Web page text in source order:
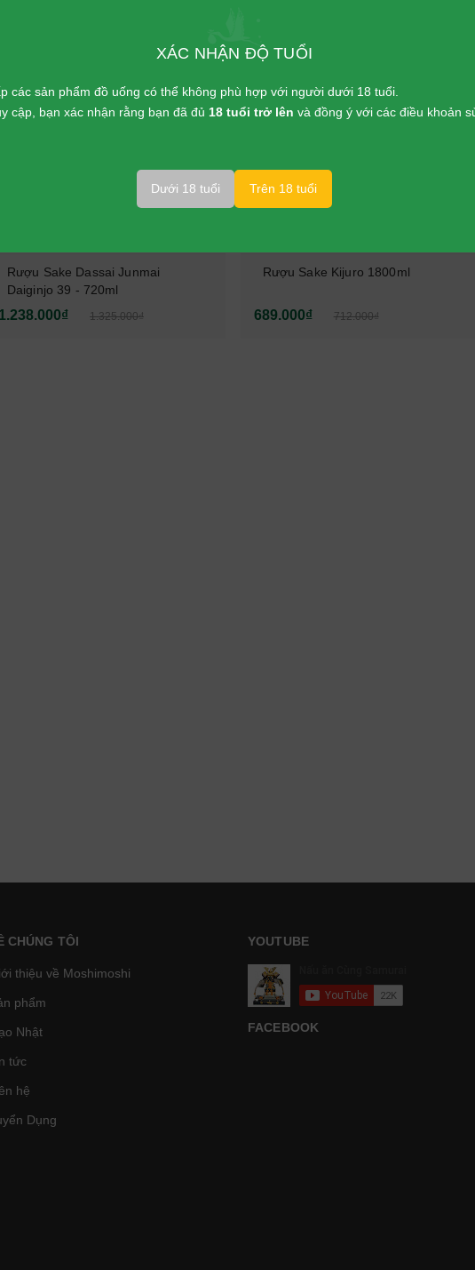
Rượu Sake Dassai Junmai
Daiginjo 39 - 720ml
1.238.000₫ 1.325.000₫
Rượu Sake Kijuro 1800ml
689.000₫ 712.000₫
XÁC NHẬN ĐỘ TUỔI
các sản phẩm đồ uống có thể không phù hợp với người dưới 18 tuổi.
cập, bạn xác nhận rằng bạn đã đủ 18 tuổi trở lên và đồng ý với các điều khoản
Dưới 18 tuổi Trên 18 tuổi
CHÚNG TÔI
thiệu về Moshimoshi
phẩm
Nhật
tức
hệ
Dụng
YOUTUBE
FACEBOOK